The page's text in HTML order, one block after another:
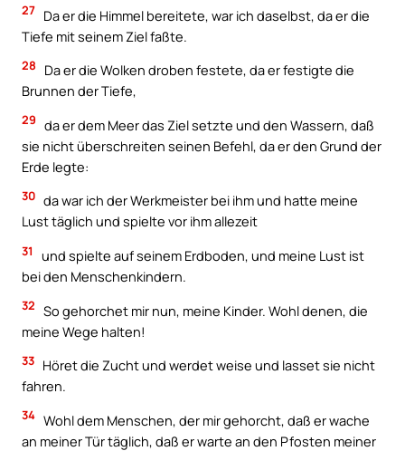
27 Da er die Himmel bereitete, war ich daselbst, da er die
Tiefe mit seinem Ziel faßte.
28
Da er die Wolken droben festete, da er festigte die
Brunnen der Tiefe,
29 da er dem Meer das Ziel setzte und den Wassern, daß
sie nicht überschreiten seinen Befehl, da er den Grund der
Erde legte:
30 da war ich der Werkmeister bei ihm und hatte meine
Lust täglich und spielte vor ihm allezeit
31
und spielte auf seinem Erdboden, und meine Lust ist
bei den Menschenkindern.
32 So gehorchet mir nun, meine Kinder. Wohl denen, die
meine Wege halten!
33 Höret die Zucht und werdet weise und lasset sie nicht
fahren.
34 Wohl dem Menschen, der mir gehorcht, daß er wache
an meiner Tür täglich, daß er warte an den Pfosten meiner